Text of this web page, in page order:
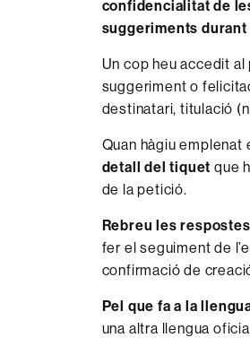
confidencialitat de
suggeriments
Un cop heu accedit al
suggeriment o
destinatari, titulació
Quan hàgiu
detall del tiquet que
de la petició.
Rebreu les
fer el seguiment de
confirmació de
Pel que fa a la
una altra llengua